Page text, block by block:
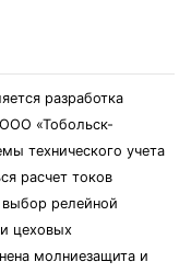
разработка
«Тобольск-
технического учета
расчет токов
выбор релейной
цеховых
молниезащита и